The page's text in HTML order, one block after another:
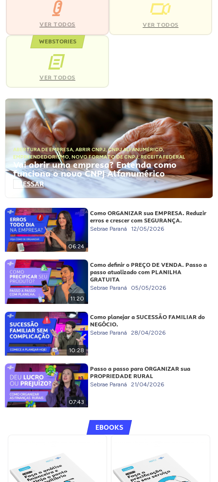
VER TODOS VER TODOS
WEBSTORIES
VER TODOS
ABERTURA DE EMPRESA, ABRIR CNPJ,CNPJ ALFANUMÉRICO,
EMPREENDEDORISMO, NOVO FORMATO DE CNPJ,RECEITA FEDERAL
Vai abrir uma empresa? Entenda como
funciona o novo CNPJ Alfanumérico
ACESSAR
06:24
Como ORGANIZAR sua EMPRESA. Reduzir
erros e crescer com SEGURANÇA.
Sebrae Paraná 12/05/2026
11:20
Como definir o PREÇO DE VENDA. Passo a
passo atualizado com PLANILHA
GRATUITA
Sebrae Paraná 05/05/2026
10:28
Como planejar a SUCESSÃO FAMILIAR do
NEGÓCIO.
Sebrae Paraná 28/04/2026
07:43
Passo a passo para ORGANIZAR sua
PROPRIEDADE RURAL
Sebrae Paraná 21/04/2026
EBOOKS